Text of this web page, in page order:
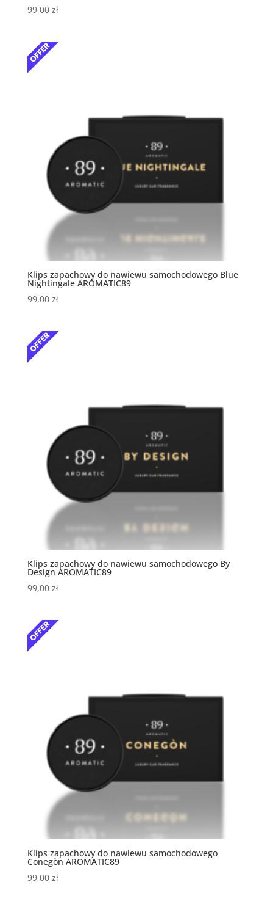
99,00 zł
Klips zapachowy do nawiewu samochodowego Blue
Nightingale AROMATIC89
99,00 zł
Klips zapachowy do nawiewu samochodowego By
Design AROMATIC89
99,00 zł
Klips zapachowy do nawiewu samochodowego
Conegòn AROMATIC89
99,00 zł